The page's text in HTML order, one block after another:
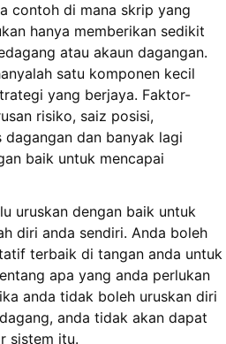
contoh di mana skrip yang
hanya memberikan sedikit
atau akaun dagangan.
satu komponen kecil
yang berjaya. Faktor-
risiko, saiz posisi,
dagangan dan banyak lagi
baik untuk mencapai
uruskan dengan baik untuk
diri anda sendiri. Anda boleh
terbaik di tangan anda untuk
apa yang anda perlukan
anda tidak boleh uruskan diri
anda tidak akan dapat
sistem itu.